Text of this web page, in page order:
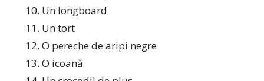
Un longboard
Un tort
O pereche de aripi negre
O icoană